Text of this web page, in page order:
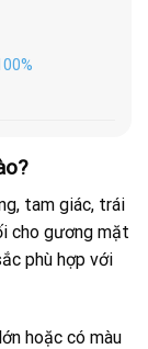
tam giác, trái
cho gương mặt
phù hợp với
hoặc có màu